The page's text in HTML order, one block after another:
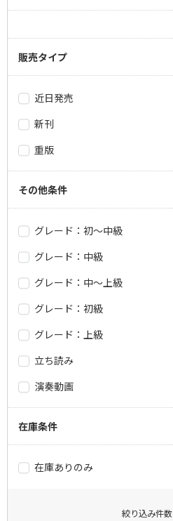
販売タイプ
近日発売
新刊
重版
その他条件
グレード：初～中級
グレード：中級
グレード：中～上級
グレード：初級
グレード：上級
立ち読み
演奏動画
在庫条件
在庫ありのみ
絞り込み件数